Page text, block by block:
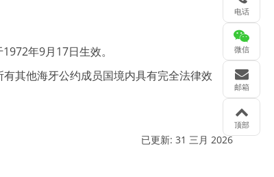
1972年9月17日生效。
有其他海牙公约成员国境内具有完全法律效
已更新: 31 三月 2026
电话
微信
邮箱
顶部